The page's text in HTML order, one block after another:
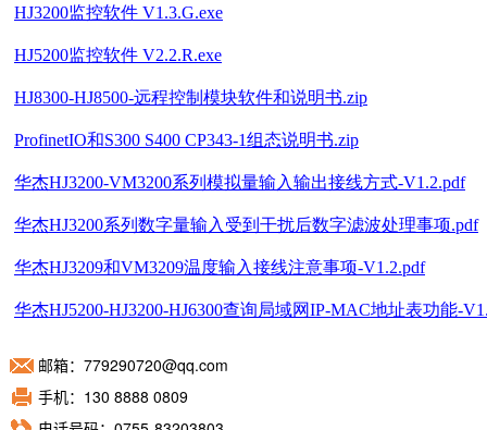
邮箱：779290720@qq.com
手机：130 8888 0809